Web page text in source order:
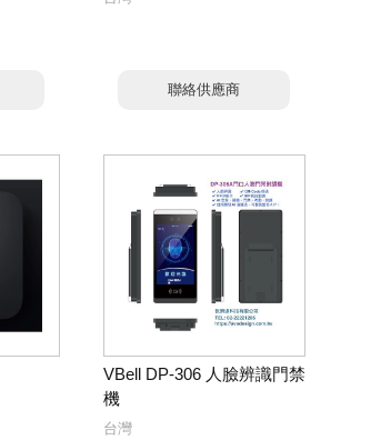
聯絡供應商
VBell DP-306 人臉辨識門禁
機
台灣